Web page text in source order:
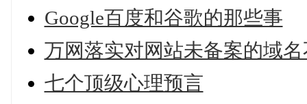
Google百度和谷歌的那些事
万网落实对网站未备案的域
七个顶级心理预言